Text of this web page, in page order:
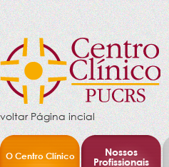
voltar Página incial
O Centro Clínico
Nossos
Profissionais